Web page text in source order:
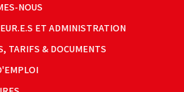
NOUS
ET ADMINISTRATION
TARIFS & DOCUMENTS